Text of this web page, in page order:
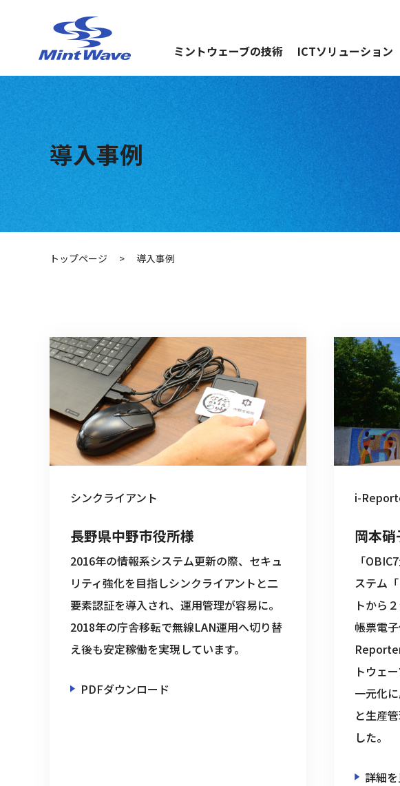
ミントウェーブの技術
ICTソリューション
導入事例
トップページ > 導入事例
シンクライアント
長野県中野市役所様
2016年の情報系システム更新の際、セキュ
リティ強化を目指しシンクライアントと二
要素認証を導入され、運用管理が容易に。
2018年の庁舎移転で無線LAN運用へ切り替
え後も安定稼働を実現しています。
PDFダウンロード
i-
岡本
「
ステム
トから
帳票電
トウェ
一元化
と生産
した。
詳細